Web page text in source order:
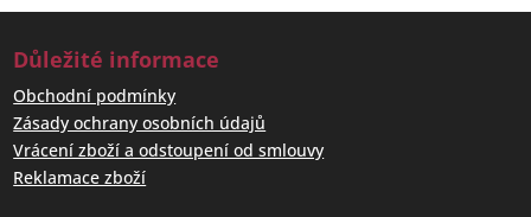
Důležité informace
Obchodní podmínky
Zásady ochrany osobních údajů
Vrácení zboží a odstoupení od smlouvy
Reklamace zboží